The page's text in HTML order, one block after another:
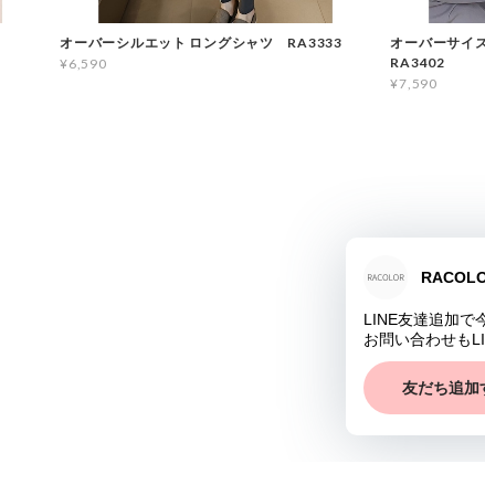
オーバーシルエット ロングシャツ RA3333
¥6,590
オーバーサイ
RA3402
¥7,590